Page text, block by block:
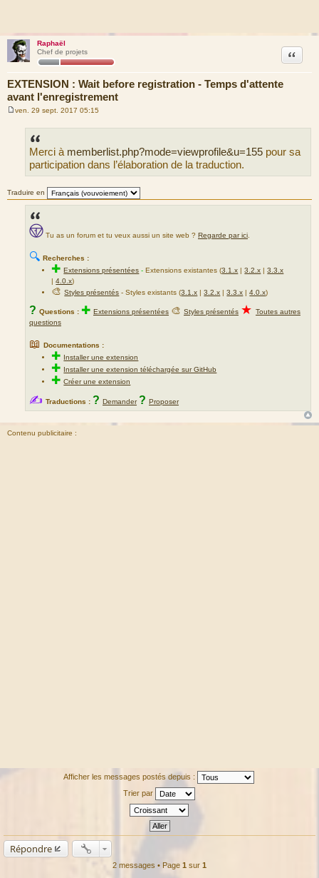
Raphaël
Chef de projets
EXTENSION : Wait before registration - Temps d'attente
avant l'enregistrement
Citation
ven. 29 sept. 2017 05:15
Merci à memberlist.php?mode=viewprofile&u=155 pour sa
participation dans l’élaboration de la traduction.
Traduire en
Tu as un forum et tu veux aussi un site web ? Regarde par ici
🔍 Recherches :
✚Extensions présentées -Extensions existantes (3.1.x |3.2.x |3.3.x
|4.0.x)
🎨Styles présentés - Styles existants (3.1.x |3.2.x |3.3.x |4.0.x)
? Questions : ✚ Extensions présentées 🎨 Styles présentés ★ Toutes autres
questions
📖 Documentations :
✚ Installer une extension
✚ Installer une extension téléchargée sur GitHub
✚Créer une extension
✍ Traductions : ? Demander ? Proposer
Contenu publicitaire :
Afficher les messages postés depuis :
Trier par
Répondre
2 messages • Page 1 sur 1